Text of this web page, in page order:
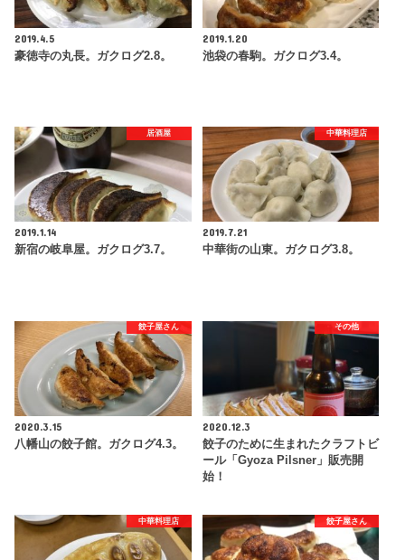
2019.4.5
豪徳寺の丸長。ガクログ2.8。
2019.1.20
池袋の春駒。ガクログ3.4。
居酒屋
2019.1.14
新宿の岐阜屋。ガクログ3.7。
中華料理店
2019.7.21
中華街の山東。ガクログ3.8。
餃子屋さん
2020.3.15
八幡山の餃子館。ガクログ4.3。
その他
2020.12.3
餃子のために生まれたクラフトビ
ール「Gyoza Pilsner」販売開
始！
中華料理店 餃子屋さん